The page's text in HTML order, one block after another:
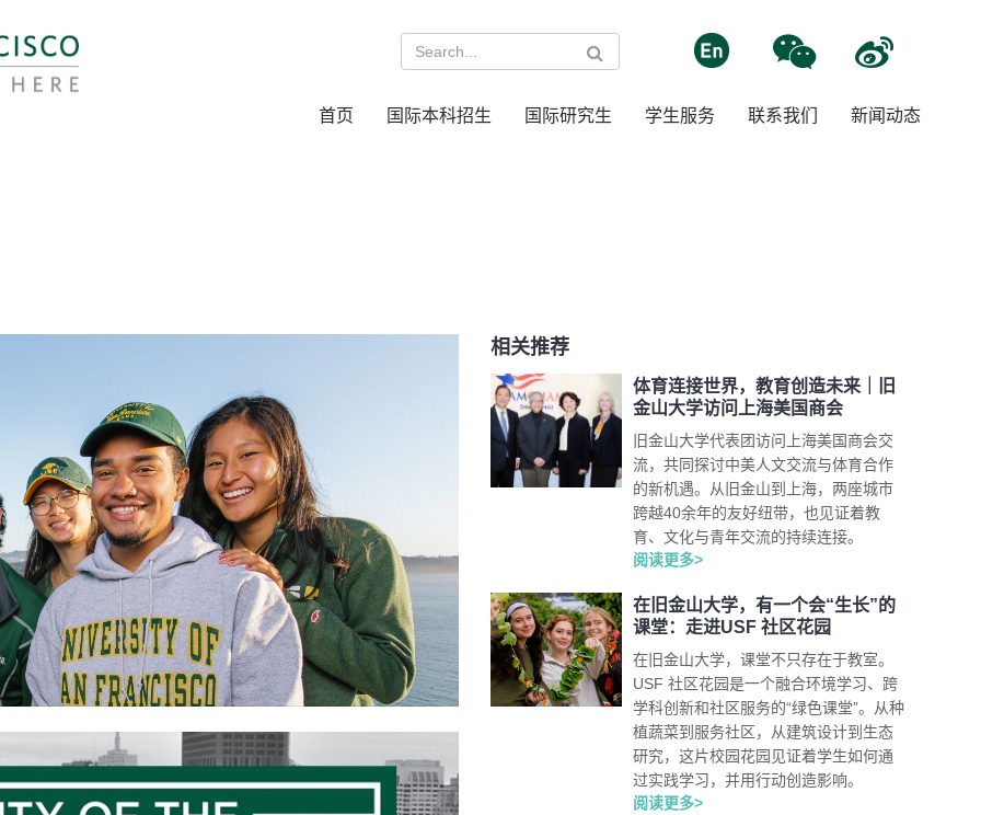
首页 国际本科招生 国际研究生 学生服务 联系我们 新闻动态
相关推荐
体育连接世界，教育创造未来｜旧
金山大学访问上海美国商会
旧金山大学代表团访问上海美国商会交
流，共同探讨中美人文交流与体育合作
的新机遇。从旧金山到上海，两座城市
跨越40余年的友好纽带，也见证着教
育、文化与青年交流的持续连接。
阅读更多>
在旧金山大学，有一个会“生长”的
课堂：走进USF 社区花园
在旧金山大学，课堂不只存在于教室。
USF 社区花园是一个融合环境学习、跨
学科创新和社区服务的“绿色课堂”。从种
植蔬菜到服务社区，从建筑设计到生态
研究，这片校园花园见证着学生如何通
过实践学习，并用行动创造影响。
阅读更多>